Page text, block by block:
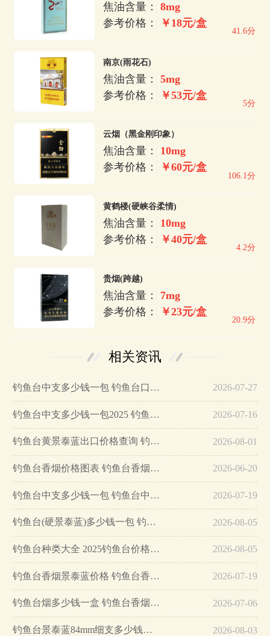
焦油含量：8mg
参考价格：
￥18元/盒
41.6分
南京(雨花石)
焦油含量：5mg
参考价格：
￥53元/盒
5分
云烟（黑金刚印象）
焦油含量： 10mg
参考价格：
￥60元/盒
106.1分
黄鹤楼(硬峡谷柔情)
焦油含量： 10mg
参考价格：
￥40元/盒
4.2分
贵烟(跨越)
焦油含量： 7mg
参考价格：
￥23元/盒
20.9分
相关资讯
钓鱼台中支多少钱一包 钓鱼台口感怎么样… 2026-07-27
钓鱼台中支多少钱一包2025 钓鱼台中支香烟价格… 2026-07-16
钓鱼台黄景泰蓝出口价格查询 钓鱼台黄景泰蓝出口多少钱… 2026-08-01
钓鱼台香烟价格图表 钓鱼台香烟景泰蓝多少一包… 2026-06-20
钓鱼台中支多少钱一包 钓鱼台中支香烟价格… 2026-07-19
钓鱼台(硬景泰蓝)多少钱一包 钓鱼台(硬景泰蓝)价格信息一览… 2026-08-05
钓鱼台种类大全 2025钓鱼台价格表和图片一览… 2026-08-05
钓鱼台香烟景泰蓝价格 钓鱼台香烟多少钱一包… 2026-07-19
钓鱼台烟多少钱一盒 钓鱼台香烟价格一览… 2026-07-06
钓鱼台景泰蓝84mm细支多少钱一盒 钓鱼台景泰蓝价格表图片… 2026-08-03